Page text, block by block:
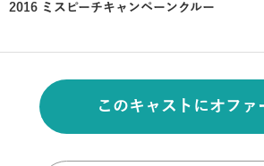
2016 ミスピーチキャンペーンクルー
このキャストにオファ